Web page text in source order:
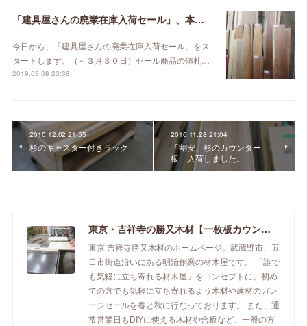
「建具屋さんの廃業在庫入荷セール」、本日スタート！
今日から、「建具屋さんの廃業在庫入荷セール」をス
タートします。（～３月３０日）セール商品の値札…
2019.03.08 23:38
2010.12.02 21:55
杉のキャスター付きラック
2010.11.28 21:04
「割安、杉のカウンター
板」入荷しました。
東京・吉祥寺の勝又木材【一枚板カウンター】
東京 吉祥寺勝又木材のホームページ。武蔵野市、五
日市街道沿いにある明治創業の材木屋です。 「誰で
も気軽に立ち寄れる材木屋」をコンセプトに、初め
ての方でも気軽に立ち寄れるよう木材や建材のガレ
ージセールを春と秋に行なっております。 また、通
常営業日もDIYに使える木材や合板など、一般の方